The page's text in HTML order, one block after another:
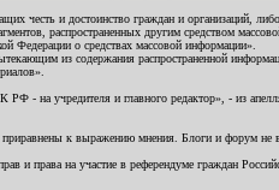
честь и достоинство граждан и организаций,
распространенных другим средством
Федерации о средствах массовой информации».
из содержания распространенной
на учредителя и главного редактор», - из
приравнены к выражению мнения. Блоги и форум не
права на участие в референдуме граждан